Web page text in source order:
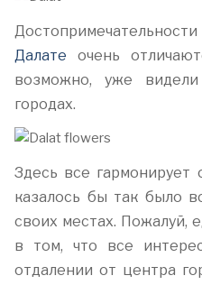
Далате очень
возможно, уже
городах.
Здесь все
казалось бы так было
своих местах. Пожалуй,
в том, что все
отдалении от центра